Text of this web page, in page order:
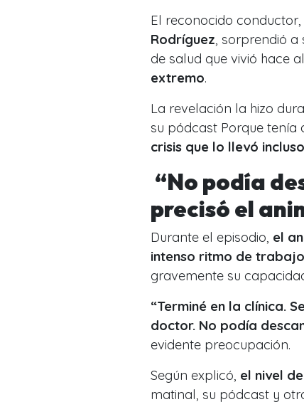
El reconocido
Rodríguez , sorprendió
de salud que vivió hace
extremo.
La revelación la hizo
su pódcast Porque tenía
crisis que lo llevó
“No podía
precisó el
Durante el episodio, el
intenso ritmo de trabajo
gravemente su
“Terminé en la clínica.
doctor. No podía
evidente preocupación.
Según explicó, el nivel
matinal, su pódcast y